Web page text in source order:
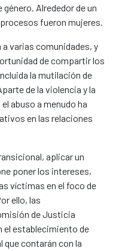
Alrededor de un
fueron mujeres.
varias comunidades, y
de compartir los
la mutilación de
de la violencia y la
abuso a menudo ha
en las relaciones
aplicar un
poner los intereses,
víctimas en el foco de
ello, las
de Justicia
el establecimiento de
contarán con la